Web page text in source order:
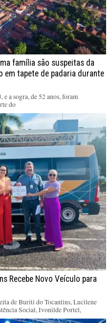
família são suspeitas da
tapete de padaria durante
e a sogra, de 52 anos, foram
do
Recebe Novo Veículo para
de Buriti do Tocantins, Lucilene
Social, Ivonilde Portel,